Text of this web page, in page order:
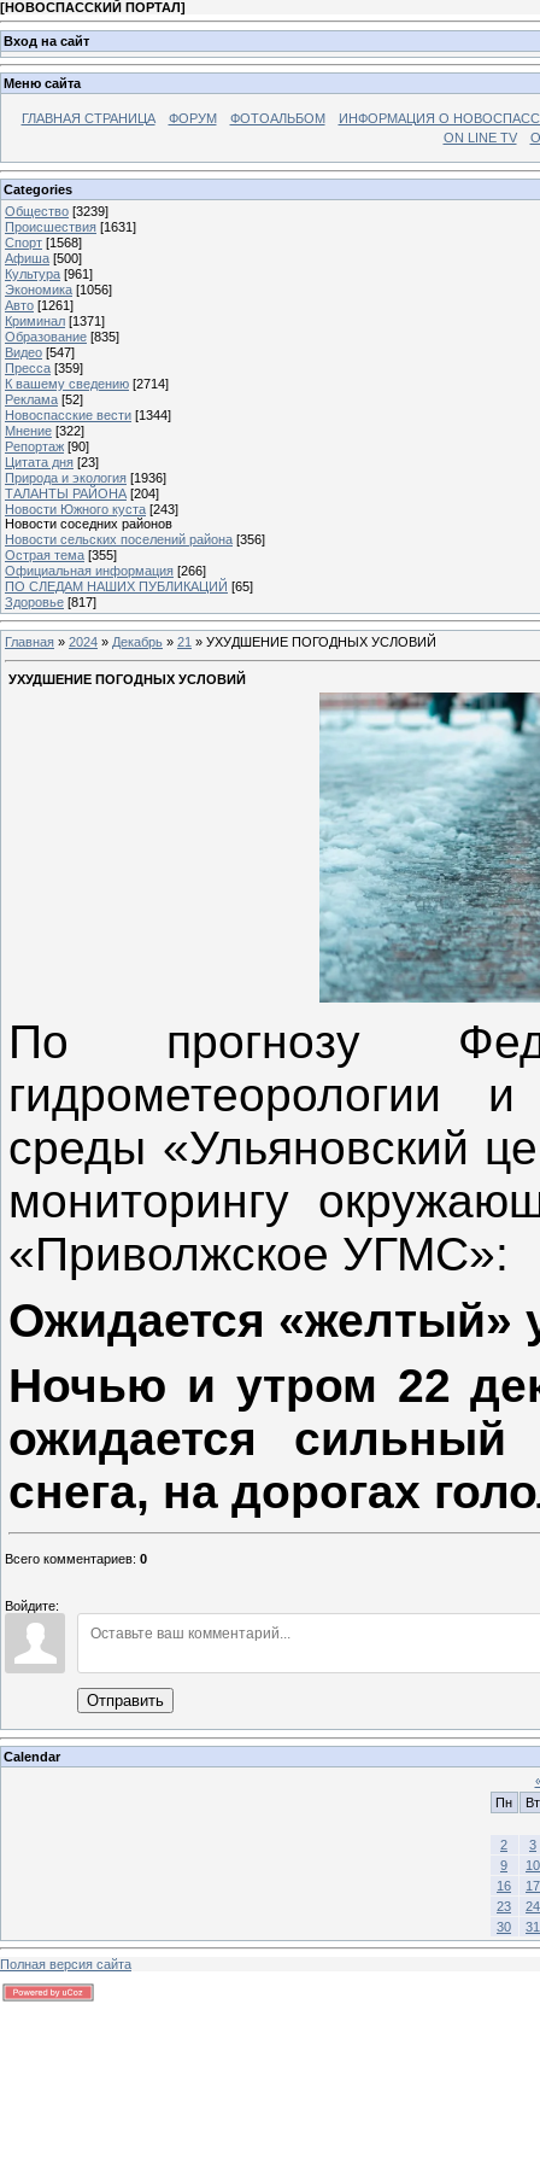
[НОВОСПАССКИЙ ПОРТАЛ]
Вход на сайт
Меню сайта
ГЛАВНАЯ СТРАНИЦА ФОРУМ ФОТОАЛЬБОМ
ИНФОРМАЦИЯ О
ON LINE TV
Categories
Общество [3239]
Происшествия [1631]
Спорт [1568]
Афиша [500]
Культура [961]
Экономика [1056]
Авто [1261]
Криминал [1371]
Образование [835]
Видео [547]
Пресса [359]
К вашему сведению [2714]
Реклама [52]
Новоспасские вести [1344]
Мнение [322]
Репортаж [90]
Цитата дня [23]
Природа и экология [1936]
ТАЛАНТЫ РАЙОНА [204]
Новости Южного куста [243]
Новости соседних районов
Новости сельских поселений района [356]
Острая тема [355]
Официальная информация [266]
ПО СЛЕДАМ НАШИХ ПУБЛИКАЦИЙ [65]
Здоровье [817]
Главная » 2024 » Декабрь » 21 » УХУДШЕНИЕ ПОГОДНЫХ УСЛОВИЙ
УХУДШЕНИЕ ПОГОДНЫХ УСЛОВИЙ
По прогнозу
гидрометеорологии
среды «Ульяновский
мониторингу
«Приволжское УГМС»:
Ожидается «желтый»
Ночью и утром 22
ожидается сильный
снега, на дорогах
Всего комментариев: 0
Войдите:
Отправить
Calendar
Пн
Вт
2
3
9
10
16
17
23
24
30
31
Полная версия сайта